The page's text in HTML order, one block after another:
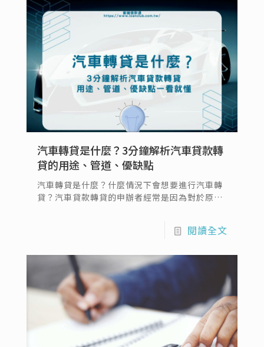
應對財務變動。定期查詢車貸餘額是維護個人財
務健康和確保貸款順利還清的重要一環。
汽車轉貸是什麼？3分鐘解析汽車貸款轉
貸的用途、管道、優缺點
汽車轉貸是什麼？什麼情況下會想要進行汽車轉
貸？汽車貸款轉貸的申辦者經常是因為對於原本
機構也可以轉到其他借款公司，汽車貸款轉貸有
借貸利率；車貸降息PTT網友們都在討論該如何
申辦汽車轉貸？本文將要帶各位...
閱讀全文